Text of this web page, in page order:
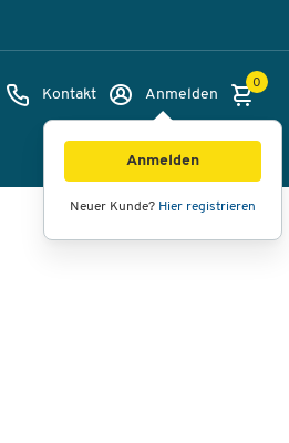
Kontakt Anmelden
Anmelden
Neuer Kunde? Hier registrieren
0
Ansicht